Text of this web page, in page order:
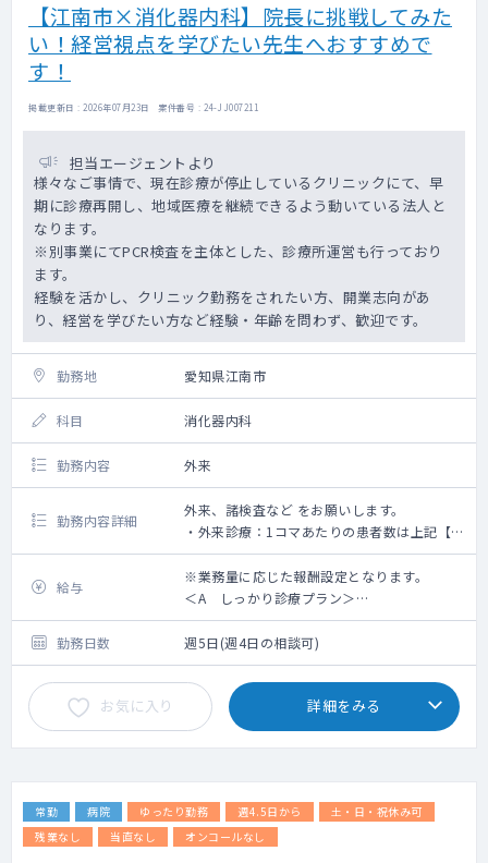
ＥＲＣＰ：23件
【江南市×消化器内科】院長に挑戦してみた
い！経営視点を学びたい先生へおすすめで
す！
掲載更新日 : 2026年07月23日 案件番号 : 24-JJ007211
担当エージェントより
様々なご事情で、現在診療が停止しているクリニックにて、早
期に診療再開し、地域医療を継続できるよう動いている法人と
なります。
※別事業にてPCR検査を主体とした、診療所運営も行っており
ます。
経験を活かし、クリニック勤務をされたい方、開業志向があ
り、経営を学びたい方など経験・年齢を問わず、歓迎です。
勤務地 愛知県江南市
科目 消化器内科
勤務内容 外来
勤務内容詳細
外来、諸検査など をお願いします。
・外来診療：1コマあたりの患者数は上記【給
与欄】参照
※検査機器 CT、胸部レントゲン、上部内
視鏡(フジ)
・電子カルテ有（メーカー：EMシステム
ズ）・オーダーリング有（メーカー：ファル
コ）
・PACS有（メーカー：キャノン）
給与
※業務量に応じた報酬設定となります。
＜A しっかり診療プラン＞
週4.5日ご勤務 2000万円（1時間あたり患
者数 10~15名） ※約60名/日 目安
＜B じっくり診療プラン＞
週4.5日ご勤務 1600万円（１時間あたり
患者数 5~7名） ※約40名/日 目安
※いずれも臨床経験10年以上の目安となり
ます。
させていただきます。
勤務日数 週5日(週4日の相談可)
お気に入り 詳細をみる
常勤 病院 ゆったり勤務 週4.5日から
土・日・祝休み可
残業なし
当直なし オンコールなし